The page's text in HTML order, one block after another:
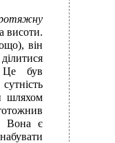
висоти.
він
Це був
шляхом
Вона є